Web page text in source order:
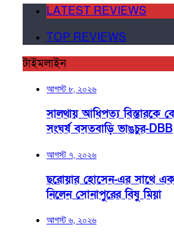
LATEST REVIEWS
TOP REVIEWS
টাইমলাইন
আগস্ট ৮, ২০২৬
সালথায় আধিপত্য বিস্তারকে
সংঘর্ষ বসতবাড়ি ভাঙচুর-DBB
আগস্ট ৭, ২০২৬
ছরোয়ার হোসেন-এর সাথে
নিলেন সোনাপুরের বিষু মিয়া
আগস্ট ৬, ২০২৬